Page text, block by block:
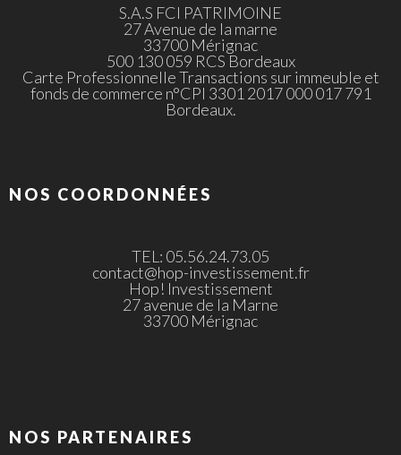
S.A.S FCI PATRIMOINE
27 Avenue de la marne
33700 Mérignac
500 130 059 RCS Bordeaux
Carte Professionnelle Transactions sur immeuble et
fonds de commerce n°CPI 3301 2017 000 017 791
Bordeaux.
NOS COORDONNÉES
TEL: 05.56.24.73.05
contact@hop-investissement.fr
Hop! Investissement
27 avenue de la Marne
33700 Mérignac
NOS PARTENAIRES